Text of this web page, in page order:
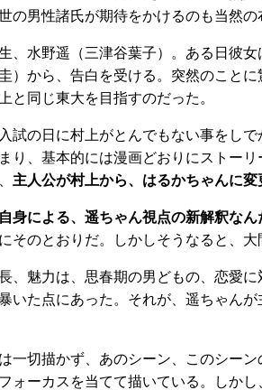
の男性諸氏が期待をかけるのも当然の
、水野遥（三津谷葉子）。ある日彼
）から、告白を受ける。突然のこと
と同じ東大を目指すのだった。
試の日に村上がとんでもない事をし
り、基本的には漫画どおりにストー
主人公が村上から、はるかちゃんに変
身による、遥ちゃん視点の新解釈なん
そのとおりだ。しかしそうなると、大
、魅力は、思春期の男どもの、恋愛
いた点にあった。それが、遥ちゃん
一切描かず、あのシーン、このシー
ォーカスを当てて描いている。しか